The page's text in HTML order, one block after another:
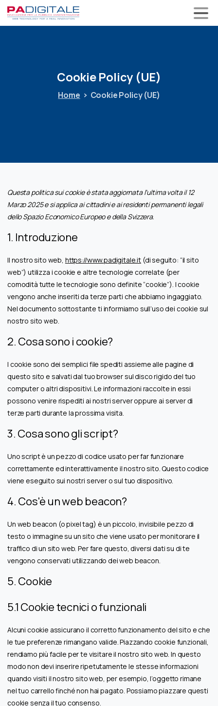
CookiePolicy (UE)
Home Cookie Policy (UE)
Questa politica sui cookie è stata aggiornata l’ultima volta il 12
Marzo 2025 e si applica ai cittadini e ai residenti permanenti legali
dello Spazio Economico Europeo e della Svizzera.
1. Introduzione
Il nostro sito web, https://www.padigitale.it(di seguito: “il sito
web”) utilizza i cookie e altre tecnologie correlate (per
comodità tutte le tecnologie sono definite “cookie”). I cookie
vengono anche inseriti da terze parti che abbiamo ingaggiato.
Nel documento sottostante ti informiamo sull’uso dei cookie sul
nostro sito web.
2. Cosa sono i cookie?
I cookie sono dei semplici file spediti assieme alle pagine di
questo sito e salvati dal tuo browser sul disco rigido del tuo
computer o altri dispositivi. Le informazioni raccolte in essi
possono venire rispediti ai nostri server oppure ai server di
terze parti durante la prossima visita.
3. Cosa sono gli script?
Uno script è un pezzo di codice usato per far funzionare
correttamente ed interattivamente il nostro sito. Questo codice
viene eseguito sui nostri server o sul tuo dispositivo.
4. Cos'è un web beacon?
Un web beacon (o pixel tag) è un piccolo, invisibile pezzo di
testo o immagine su un sito che viene usato per monitorare il
traffico di un sito web. Per fare questo, diversi dati su di te
vengono conservati utilizzando dei web beacon.
5. Cookie
5.1 Cookie tecnici o funzionali
Alcuni cookie assicurano il corretto funzionamento del sito e che
le tue preferenze rimangano valide. Piazzando cookie funzionali,
rendiamo più facile per te visitare il nostro sito web. In questo
modo non devi inserire ripetutamente le stesse informazioni
quando visiti il nostro sito web, per esempio, l’oggetto rimane
nel tuo carrello finché non hai pagato. Possiamo piazzare questi
cookie senza il tuo consenso.